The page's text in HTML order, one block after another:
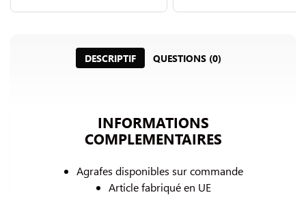
DESCRIPTIF QUESTIONS (0)
INFORMATIONS
COMPLEMENTAIRES
Agrafes disponibles sur commande
Article fabriqué en UE